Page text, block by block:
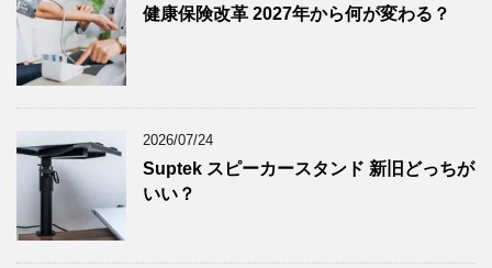
2024年12月(8)
2024年11月
2024年10月
2024年9月(9)
2024年8月(9)
2024年7月(9)
2024年6月(7)
2024年5月
健康保険改革 2027年から何が変わる？
2026/07/24
Suptek スピーカースタンド 新旧どっちが
いい？